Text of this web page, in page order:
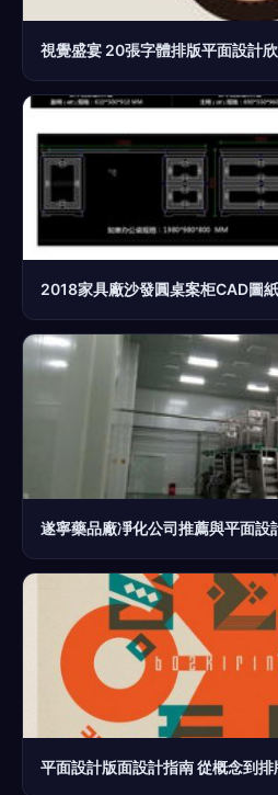
視覺盛宴 20張字體排版平面設計
遂寧藥品廠凈化公司推薦與平面設
平面設計版面設計指南 從概念到